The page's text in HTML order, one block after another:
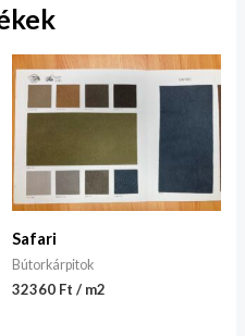
Safari
Bútorkárpitok
32360 Ft / m2